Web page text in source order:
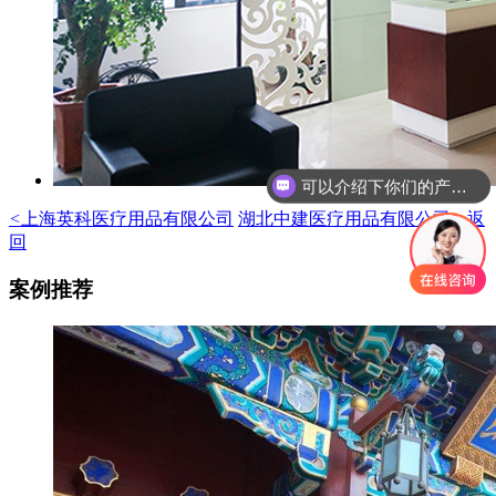
<上海英科医疗用品有限公司 湖北中建医疗用品有限公司> 返
回
案例推荐
你们是怎么收费的呢